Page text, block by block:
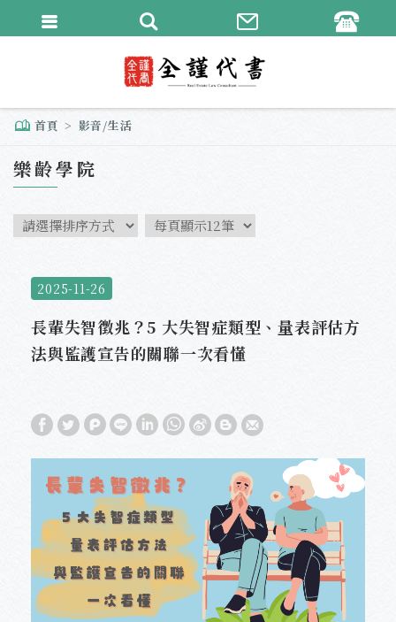
首頁 影音/生活
樂齡學院
2025-11-26
長輩失智徵兆？5 大失智症類型、量表評估方
法與監護宣告的關聯一次看懂
繁體中文
English